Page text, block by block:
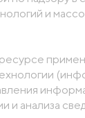
и
и анализа